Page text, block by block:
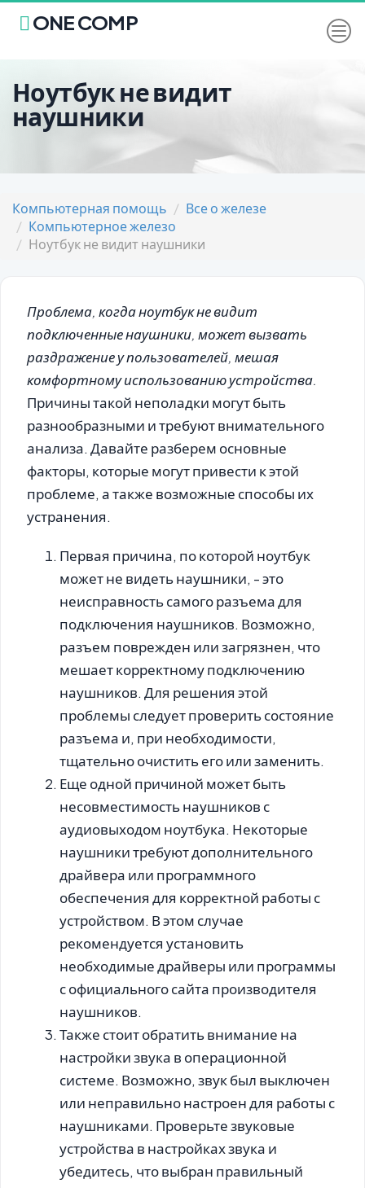
ONE COMP
Ноутбук не видит
наушники
Компьютерная помощь
Все о железе
Компьютерное железо
Ноутбук не видит наушники
Проблема, когда ноутбук не видит
подключенные наушники, может вызвать
раздражение у пользователей, мешая
комфортному использованию устройства.
Причины такой неполадки могут быть
разнообразными и требуют внимательного
анализа. Давайте разберем основные
факторы, которые могут привести к этой
проблеме, а также возможные способы их
устранения.
Первая причина, по которой ноутбук
может не видеть наушники, - это
неисправность самого разъема для
подключения наушников. Возможно,
разъем поврежден или загрязнен, что
мешает корректному подключению
наушников. Для решения этой
проблемы следует проверить состояние
разъема и, при необходимости,
тщательно очистить его или заменить.
Еще одной причиной может быть
несовместимость наушников с
аудиовыходом ноутбука. Некоторые
наушники требуют дополнительного
драйвера или программного
обеспечения для корректной работы с
устройством. В этом случае
рекомендуется установить
необходимые драйверы или программы
с официального сайта производителя
наушников.
Также стоит обратить внимание на
настройки звука в операционной
системе. Возможно, звук был выключен
или неправильно настроен для работы с
наушниками. Проверьте звуковые
устройства в настройках звука и
убедитесь, что выбран правильный